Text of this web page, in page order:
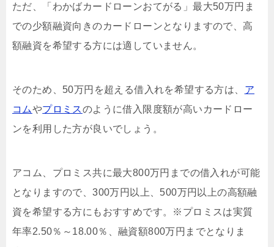
ただ、「わかばカードローンおてがる」最大50万円ま
での少額融資向きのカードローンとなりますので、高
額融資を希望する方には適していません。
そのため、50万円を超える借入れを希望する方は、 ア
コムやプロミスのように借入限度額が高いカードロー
ンを利用した方が良いでしょう。
アコム、プロミス共に最大800万円までの借入れが可能
となりますので、300万円以上、500万円以上の高額融
資を希望する方にもおすすめです。※プロミスは実質
年率2.50％～18.00％、融資額800万円までとなりま